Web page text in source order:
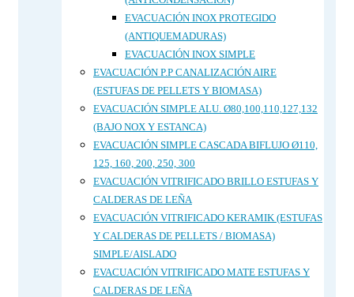
EVACUACIÓN INOX PROTEGIDO
(ANTIQUEMADURAS)
EVACUACIÓN INOX SIMPLE
EVACUACIÓN P.P CANALIZACIÓN AIRE
(ESTUFAS DE PELLETS Y BIOMASA)
EVACUACIÓN SIMPLE ALU. Ø80,100,110,127,132
(BAJO NOX Y ESTANCA)
EVACUACIÓN SIMPLE CASCADA BIFLUJO Ø110,
125, 160, 200, 250, 300
EVACUACIÓN VITRIFICADO BRILLO ESTUFAS Y
CALDERAS DE LEÑA
EVACUACIÓN VITRIFICADO KERAMIK (ESTUFAS
Y CALDERAS DE PELLETS / BIOMASA)
SIMPLE/AISLADO
EVACUACIÓN VITRIFICADO MATE ESTUFAS Y
CALDERAS DE LEÑA